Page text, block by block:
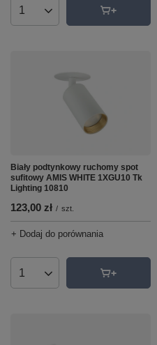
Ilość produktów
Biały podtynkowy ruchomy spot
sufitowy AMIS WHITE 1XGU10 Tk
Lighting 10810
123,00 zł / szt.
+ Dodaj do porównania
Ilość produktów